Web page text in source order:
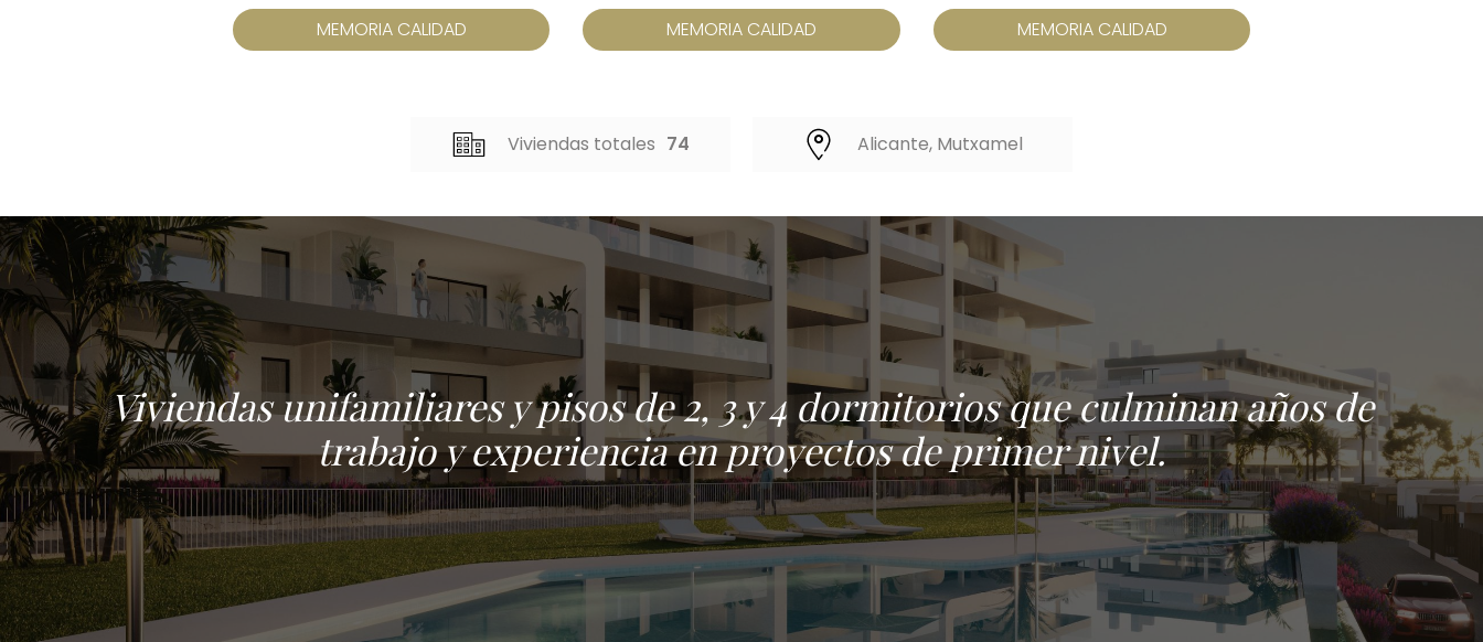
MEMORIA CALIDAD MEMORIA CALIDAD MEMORIA CALIDAD
Viviendas totales 74 Alicante, Mutxamel
Viviendas unifamiliares y pisos de 2, 3 y 4 dormitorios que culminan años de
trabajo y experiencia en proyectos de primer nivel.